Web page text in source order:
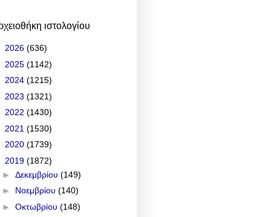
ιστολογίου
2026 (636)
2025 (1142)
2024 (1215)
2023 (1321)
2022 (1430)
2021 (1530)
2020 (1739)
2019 (1872)
► Δεκεμβρίου (149)
► Νοεμβρίου (140)
► Οκτωβρίου (148)